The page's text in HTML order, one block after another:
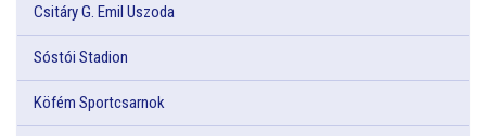
Csitáry G. Emil Uszoda
Sóstói Stadion
Köfém Sportcsarnok